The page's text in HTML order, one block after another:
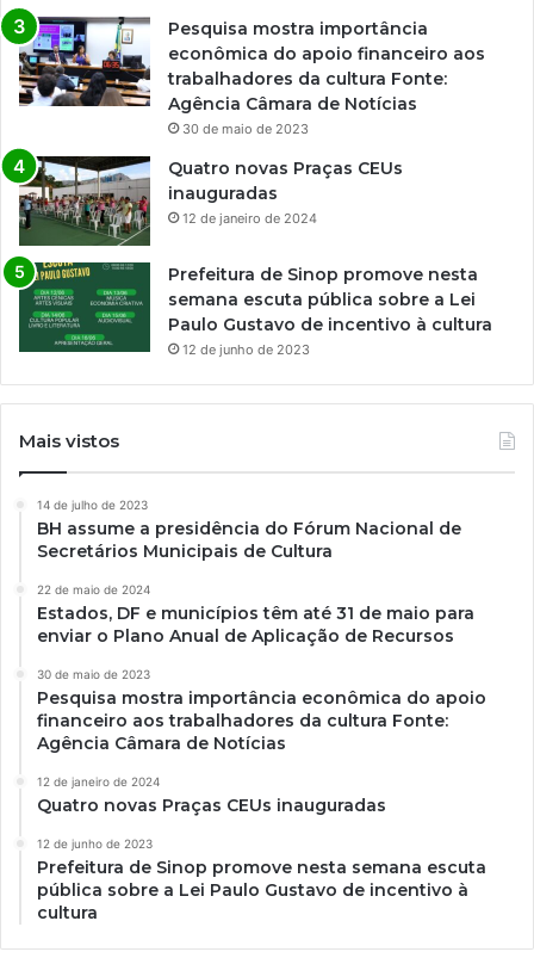
Pesquisa mostra importância
econômica do apoio financeiro aos
trabalhadores da cultura Fonte:
Agência Câmara de Notícias
30 de maio de 2023
Quatro novas Praças CEUs
inauguradas
12 de janeiro de 2024
Prefeitura de Sinop promove nesta
semana escuta pública sobre a Lei
Paulo Gustavo de incentivo à cultura
12 de junho de 2023
Mais vistos
14 de julho de 2023
BH assume a presidência do Fórum Nacional de
Secretários Municipais de Cultura
22 de maio de 2024
Estados, DF e municípios têm até 31 de maio para
enviar o Plano Anual de Aplicação de Recursos
30 de maio de 2023
Pesquisa mostra importância econômica do apoio
financeiro aos trabalhadores da cultura Fonte:
Agência Câmara de Notícias
12 de janeiro de 2024
Quatro novas Praças CEUs inauguradas
12 de junho de 2023
Prefeitura de Sinop promove nesta semana escuta
pública sobre a Lei Paulo Gustavo de incentivo à
cultura